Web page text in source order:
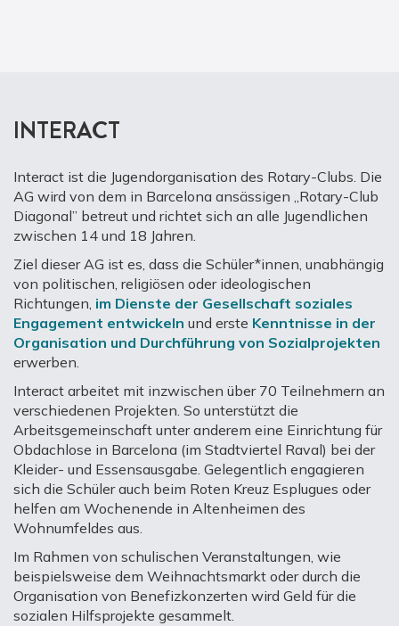
INTERACT
Interact ist die Jugendorganisation des Rotary-Clubs. Die
AG wird von dem in Barcelona ansässigen „Rotary-Club
Diagonal” betreut und richtet sich an alle Jugendlichen
zwischen 14 und 18 Jahren.
Ziel dieser AG ist es, dass die Schüler*innen, unabhängig
von politischen, religiösen oder ideologischen
Richtungen, im Dienste der Gesellschaft soziales
Engagement entwickeln und erste Kenntnisse in der
Organisation und Durchführung von Sozialprojekten
erwerben.
Interact arbeitet mit inzwischen über 70 Teilnehmern an
verschiedenen Projekten. So unterstützt die
Arbeitsgemeinschaft unter anderem eine Einrichtung für
Obdachlose in Barcelona (im Stadtviertel Raval) bei der
Kleider- und Essensausgabe. Gelegentlich engagieren
sich die Schüler auch beim Roten Kreuz Esplugues oder
helfen am Wochenende in Altenheimen des
Wohnumfeldes aus.
Im Rahmen von schulischen Veranstaltungen, wie
beispielsweise dem Weihnachtsmarkt oder durch die
Organisation von Benefizkonzerten wird Geld für die
sozialen Hilfsprojekte gesammelt.